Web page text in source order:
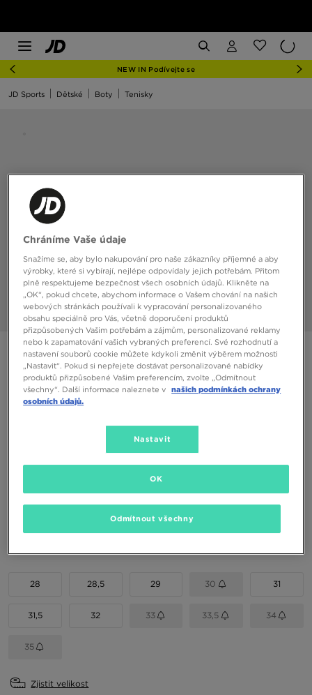
NEW IN Podívejte se
JD Sports Dětské Boty Tenisky
ONLY AT JD
FILA PANACHE
(Nejnižší cena za posledních 30 dní)
28 28,5 29 30 31
31,5 32 33 33,5 34
35
Zjistit velikost
Chráníme Vaše údaje
Snažíme se, aby bylo nakupování pro naše zákazníky příjemné a aby
výrobky, které si vybírají, nejlépe odpovídaly jejich potřebám. Přitom
plně respektujeme bezpečnost všech osobních údajů. Klikněte na
„OK“, pokud chcete, abychom informace o Vašem chování na našich
webových stránkách používali k vypracování personalizovaného
obsahu speciálně pro Vás, včetně doporučení produktů
přizpůsobených Vašim potřebám a zájmům, personalizované reklamy
nebo k zapamatování vašich vybraných preferencí. Své rozhodnutí a
nastavení souborů cookie můžete kdykoli změnit výběrem možnosti
„Nastavit“. Pokud si nepřejete dostávat personalizované nabídky
produktů přizpůsobené Vašim preferencím, zvolte „Odmítnout
všechny“. Další informace naleznete v našich podmínkách ochrany
osobních údajů.
Nastavit
Odmítnout všechny
OK